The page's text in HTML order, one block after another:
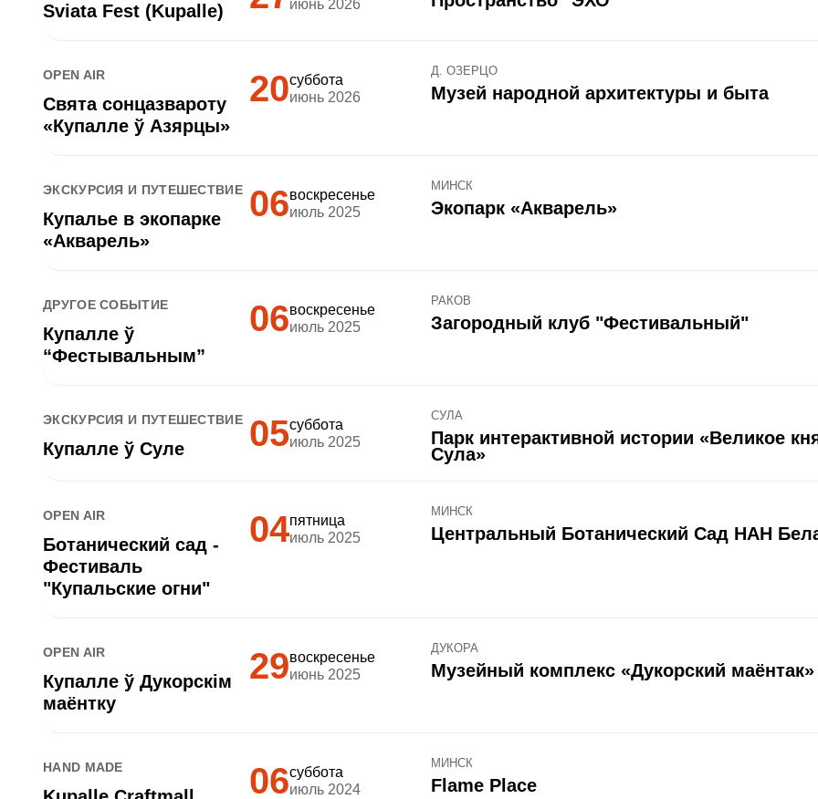
Sviata Fest (Kupalle)
июнь 2026
OPEN AIR
Свята сонцазвароту
«Купалле ў Азярцы»
20суббота
июнь 2026
Д. ОЗЕРЦО
Музей народной архитектуры и быта
ЭКСКУРСИЯ И ПУТЕШЕСТВИЕ
Купалье в экопарке
«Акварель»
06воскресенье
июль 2025
МИНСК
Экопарк «Акварель»
ДРУГОЕ СОБЫТИЕ
Купалле ў
“Фестывальным”
06воскресенье
июль 2025
РАКОВ
Загородный клуб "Фестивальный"
ЭКСКУРСИЯ И ПУТЕШЕСТВИЕ
Купалле ў Суле 05суббота
июль 2025
СУЛА
Парк интерактивной истории «Великое
Сула»
OPEN AIR
Ботанический сад -
Фестиваль
"Купальские огни"
04пятница
июль 2025
МИНСК
Центральный Ботанический Сад НАН
OPEN AIR
Купалле ў Дукорскім
маёнтку
29воскресенье
июнь 2025
ДУКОРА
Музейный комплекс «Дукорский маёнтак»
HAND MADE 06суббота
июль 2024
МИНСК
Flame Place